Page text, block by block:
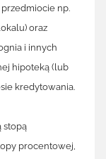
np.
oraz
i innych
hipoteką (lub
kredytowania.
stopą
procentowej,